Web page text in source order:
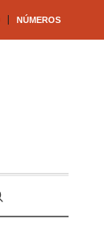
NÚMEROS